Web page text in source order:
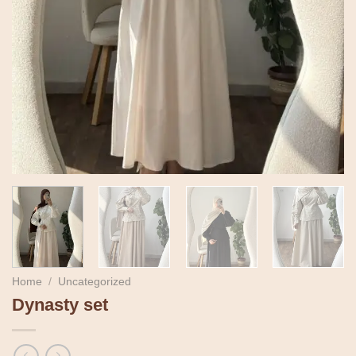
Home / Uncategorized
Dynasty set